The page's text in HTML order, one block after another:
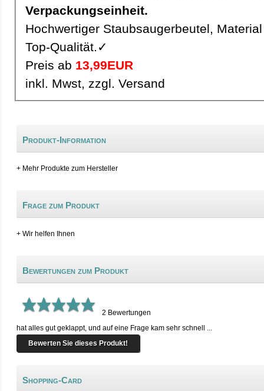
Verpackungseinheit.
Hochwertiger Staubsaugerbeutel,
Top-Qualität.✓
Preis ab 13,99EUR
inkl. Mwst, zzgl. Versand
Produkt-Information
+ Mehr Produkte zum Hersteller
Frage zum Produkt
+ Wir helfen Ihnen
Bewertungen zum Produkt
2 Bewertungen
hat alles gut geklappt, und auf eine Frage kam sehr schnell ...
Bewerten Sie dieses Produkt!
Shopping-Card